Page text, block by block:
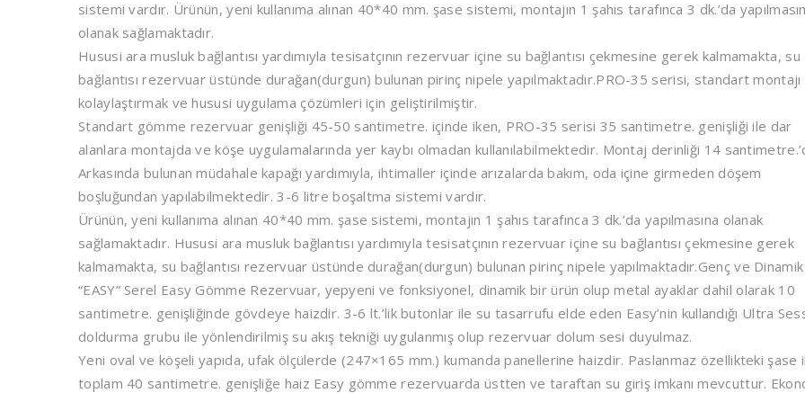
sistemi vardır. Ürünün, yeni kullanıma alınan 40*40 mm. şase sistemi, montajın 1 şahıs tarafınca 3 dk.’da
olanak sağlamaktadır.
Hususi ara musluk bağlantısı yardımıyla tesisatçının rezervuar içine su bağlantısı çekmesine gerek kalmamakta, su
bağlantısı rezervuar üstünde durağan(durgun) bulunan pirinç nipele yapılmaktadır.PRO-35 serisi, standart montajı
kolaylaştırmak ve hususi uygulama çözümleri için geliştirilmiştir.
Standart gömme rezervuar genişliği 45-50 santimetre. içinde iken, PRO-35 serisi 35 santimetre. genişliği ile dar
alanlara montajda ve köşe uygulamalarında yer kaybı olmadan kullanılabilmektedir. Montaj derinliği 14
Arkasında bulunan müdahale kapağı yardımıyla, ihtimaller içinde arızalarda bakım, oda içine girmeden döşem
boşluğundan yapılabilmektedir. 3-6 litre boşaltma sistemi vardır.
Ürünün, yeni kullanıma alınan 40*40 mm. şase sistemi, montajın 1 şahıs tarafınca 3 dk.’da yapılmasına olanak
sağlamaktadır. Hususi ara musluk bağlantısı yardımıyla tesisatçının rezervuar içine su bağlantısı çekmesine gerek
kalmamakta, su bağlantısı rezervuar üstünde durağan(durgun) bulunan pirinç nipele yapılmaktadır.Genç ve Dinamik
“EASY” Serel Easy Gömme Rezervuar, yepyeni ve fonksiyonel, dinamik bir ürün olup metal ayaklar dahil olarak 10
santimetre. genişliğinde gövdeye haizdir. 3-6 lt.’lik butonlar ile su tasarrufu elde eden Easy’nin kullandığı Ultra
doldurma grubu ile yönlendirilmiş su akış tekniği uygulanmış olup rezervuar dolum sesi duyulmaz.
Yeni oval ve köşeli yapıda, ufak ölçülerde (247×165 mm.) kumanda panellerine haizdir. Paslanmaz özellikteki şase
toplam 40 santimetre. genişliğe haiz Easy gömme rezervuarda üstten ve taraftan su giriş imkanı mevcuttur.